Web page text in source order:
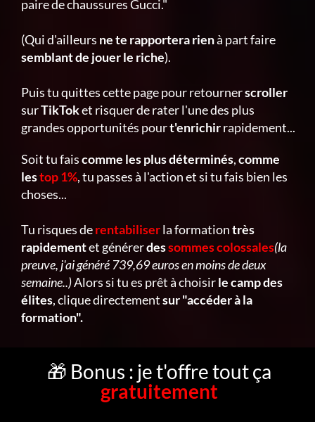
paire de chaussures Gucci."
(Qui d'ailleurs ne te rapportera rienà part faire
semblant de jouer le riche).
Puis tu quittes cette page pour retournerscroller
surTikToket risquer de rater l'une des plus
grandes opportunités pourt'enrichirrapidement...
Soit tu faiscomme les plus déterminés,comme
lestop 1%, tu passes à l'action et si tu fais bien les
choses...
Tu risques derentabiliserla formationtrès
rapidementet générerdessommes colossales(la
preuve, j'ai généré 739,69 euros en moins de deux
semaine..)Alors si tu es prêt à choisirle camp des
élites, clique directementsur "accéder à la
formation".
🎁 Bonus : je t'offre tout ça
gratuitement